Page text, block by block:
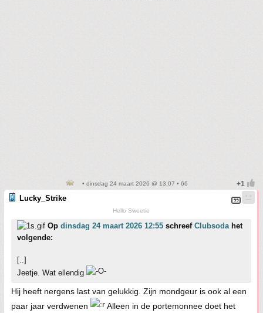
• dinsdag 24 maart 2026 @ 13:07 • 66
Lucky_Strike
Hello Sweetie
Op dinsdag 24 maart 2026 12:55 schreef Clubsodahet
volgende:
[..]
Jeetje. Wat ellendig
Hij heeft nergens last van gelukkig. Zijn mondgeur is ook al een
paar jaar verdwenen
Alleen in de portemonnee doet het